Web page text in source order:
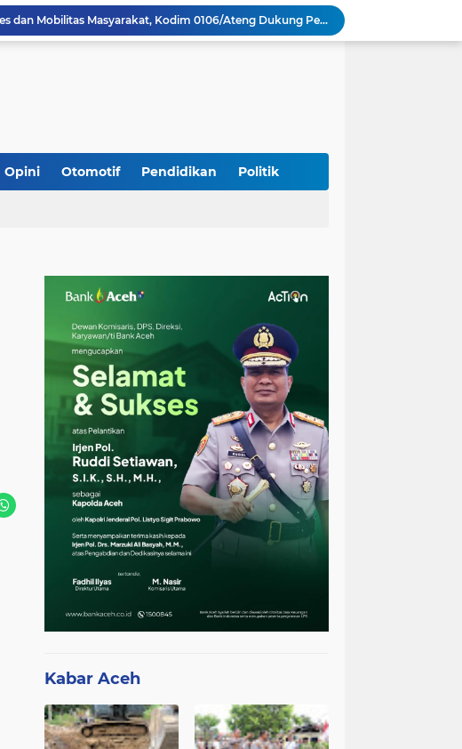
Perkuat Akses dan Mobilitas Masyarakat, Kodim 0106/Ateng Dukung Pembangunan Jembatan Beton di Rusip Antara, Aceh Tengah
Bupati Aceh Besar Perkuat Sinergi dengan Polres Demi Tingkatkan Pelayanan Masyarakat
Babinsa Bak Seutui Ingatkan Warga Tetap Waspada Hadapi Cuaca Tak Menentu
Opini Otomotif Pendidikan Politik
Kabar Aceh